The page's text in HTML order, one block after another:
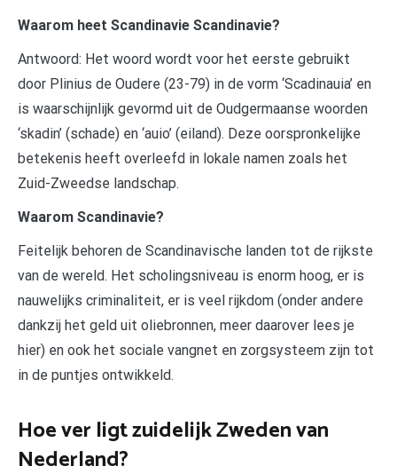
Waarom heet Scandinavie Scandinavie?
Antwoord: Het woord wordt voor het eerste gebruikt
door Plinius de Oudere (23-79) in de vorm ‘Scadinauia’ en
is waarschijnlijk gevormd uit de Oudgermaanse woorden
‘skadin’ (schade) en ‘auio’ (eiland). Deze oorspronkelijke
betekenis heeft overleefd in lokale namen zoals het
Zuid-Zweedse landschap.
Waarom Scandinavie?
Feitelijk behoren de Scandinavische landen tot de rijkste
van de wereld. Het scholingsniveau is enorm hoog, er is
nauwelijks criminaliteit, er is veel rijkdom (onder andere
dankzij het geld uit oliebronnen, meer daarover lees je
hier) en ook het sociale vangnet en zorgsysteem zijn tot
in de puntjes ontwikkeld.
Hoe ver ligt zuidelijk Zweden van
Nederland?